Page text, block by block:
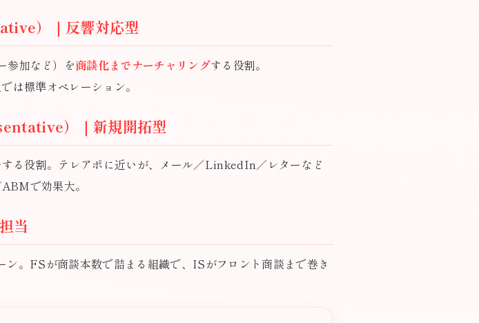
）｜反響対応型
参加など）を商談化までナーチャリングする役割。
標準オペレーション。
）｜新規開拓型
する役割。テレアポに近いが、メール／LinkedIn／レターなど
で効果大。
当
ン。FSが商談本数で詰まる組織で、ISがフロント商談まで巻き